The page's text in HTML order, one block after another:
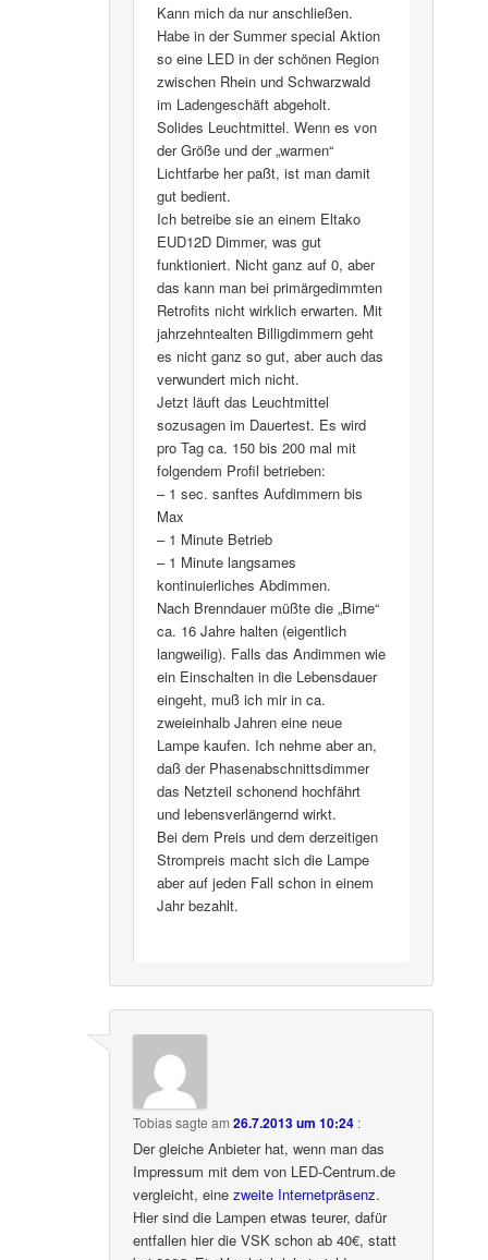
Kann mich da nur anschließen.
Habe in der Summer special Aktion
so eine LED in der schönen Region
zwischen Rhein und Schwarzwald
im Ladengeschäft abgeholt.
Solides Leuchtmittel. Wenn es von
der Größe und der „warmen“
Lichtfarbe her paßt, ist man damit
gut bedient.
Ich betreibe sie an einem Eltako
EUD12D Dimmer, was gut
funktioniert. Nicht ganz auf 0, aber
das kann man bei primärgedimmten
Retrofits nicht wirklich erwarten. Mit
jahrzehntealten Billigdimmern geht
es nicht ganz so gut, aber auch das
verwundert mich nicht.
Jetzt läuft das Leuchtmittel
sozusagen im Dauertest. Es wird
pro Tag ca. 150 bis 200 mal mit
folgendem Profil betrieben:
– 1 sec. sanftes Aufdimmern bis
Max
– 1 Minute Betrieb
– 1 Minute langsames
kontinuierliches Abdimmen.
Nach Brenndauer müßte die „Birne“
ca. 16 Jahre halten (eigentlich
langweilig). Falls das Andimmen wie
ein Einschalten in die Lebensdauer
eingeht, muß ich mir in ca.
zweieinhalb Jahren eine neue
Lampe kaufen. Ich nehme aber an,
daß der Phasenabschnittsdimmer
das Netzteil schonend hochfährt
und lebensverlängernd wirkt.
Bei dem Preis und dem derzeitigen
Strompreis macht sich die Lampe
aber auf jeden Fall schon in einem
Jahr bezahlt.
Tobiassagte am26.7.2013 um 10:24 :
Der gleiche Anbieter hat, wenn man das
Impressum mit dem von LED-Centrum.de
vergleicht, einezweite Internetpräsenz.
Hier sind die Lampen etwas teurer, dafür
entfallen hier die VSK schon ab 40€, statt